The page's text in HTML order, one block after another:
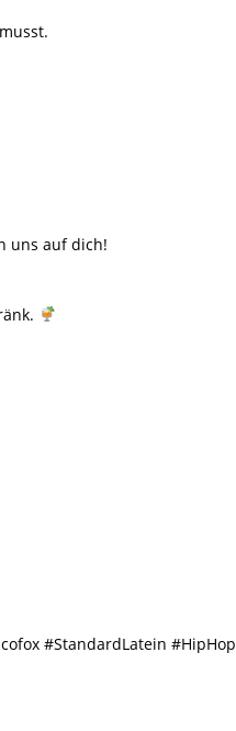
uns auf dich!
#StandardLatein #HipHop